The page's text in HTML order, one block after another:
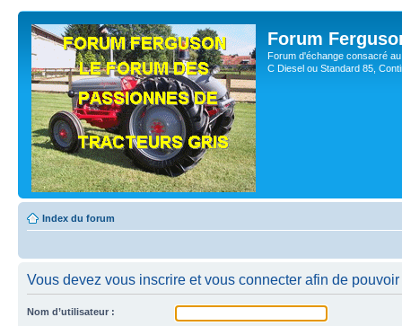
Forum
Forum d'échange consacré
C Diesel ou Standard 85,
Index du forum
Vous devez vous inscrire et vous connecter afin de
Nom d’utilisateur :